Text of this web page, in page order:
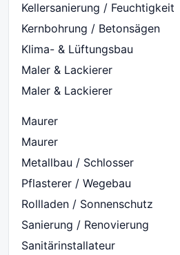
Kellersanierung / Feuchtigkeit
Kernbohrung / Betonsägen
Klima- & Lüftungsbau
Maler & Lackierer
Maler & Lackierer
Maurer
Maurer
Metallbau / Schlosser
Pflasterer / Wegebau
Rollladen / Sonnenschutz
Sanierung / Renovierung
Sanitärinstallateur